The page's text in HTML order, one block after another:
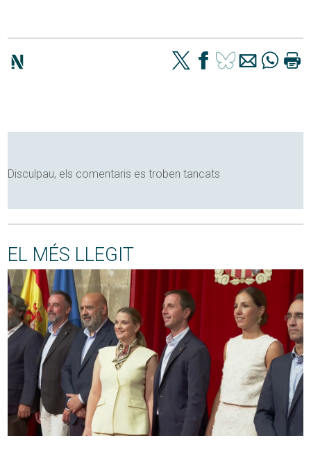
Disculpau, els comentaris es troben tancats
EL MÉS LLEGIT